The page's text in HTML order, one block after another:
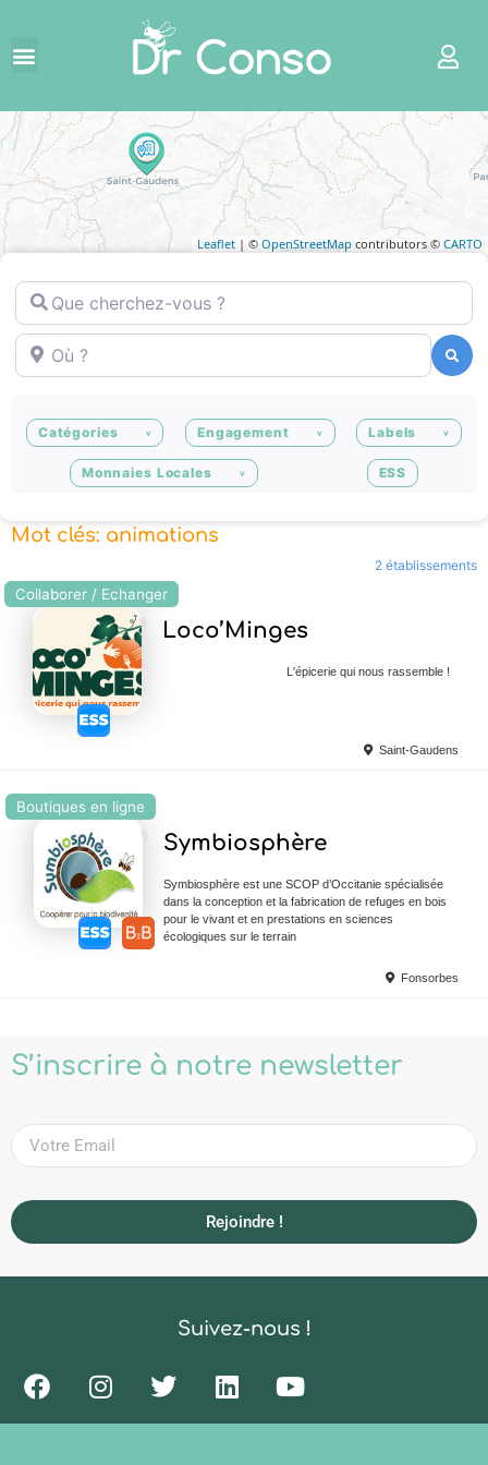
Leaflet | © OpenStreetMap contributors © CARTO
Que cherchez-vous ?
Où ?
Catégories Engagement Labels
Monnaies Locales ESS
Mot clés: animations
2 établissements
Collaborer / Echanger
Loco’Minges
L'épicerie qui nous rassemble !
Saint-Gaudens
Boutiques en ligne
Symbiosphère
Symbiosphère est une SCOP d’Occitanie spécialisée
dans la conception et la fabrication de refuges en bois
pour le vivant et en prestations en sciences
écologiques sur le terrain
Fonsorbes
S’inscrire à notre newsletter
Rejoindre !
Suivez-nous !